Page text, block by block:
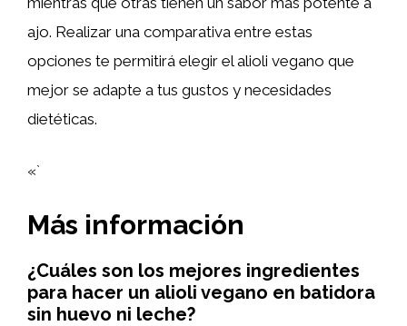
ajo. Realizar una comparativa entre estas
opciones te permitirá elegir el alioli vegano que
mejor se adapte a tus gustos y necesidades
dietéticas.
«`
Más información
¿Cuáles son los mejores ingredientes
para hacer un alioli vegano en batidora
sin huevo ni leche?